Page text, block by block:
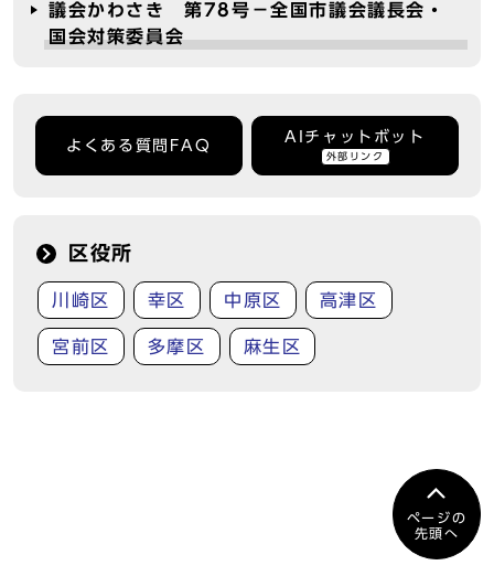
議会かわさき 第78号－全国市議会議長会・
国会対策委員会
よくある質問FAQ
AIチャットボット
外部リンク
区役所
川崎区 幸区 中原区 高津区
宮前区 多摩区 麻生区
ページの
先頭へ